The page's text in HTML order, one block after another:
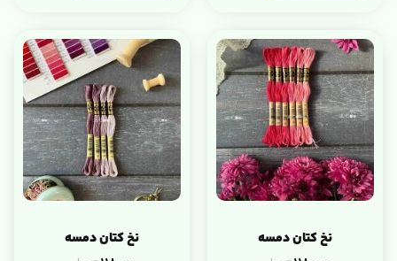
نخ کتان دمسه نخ کتان دمسه